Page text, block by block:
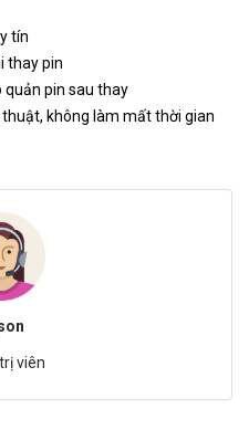
tín
thay pin
quản pin sau thay
thuật, không làm mất thời gian
viên